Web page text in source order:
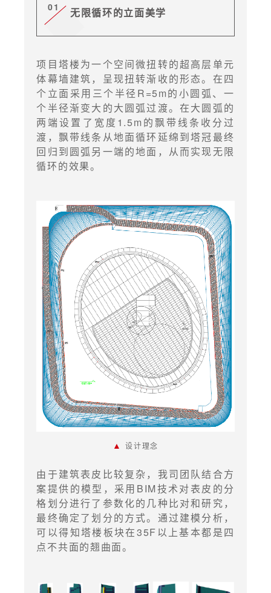
01 无限循环的立面美学
项目塔楼为一个空间微扭转的超高层单元
体幕墙建筑，呈现扭转渐收的形态。在四
个立面采用三个半径R=5m的小圆弧、一
个半径渐变大的大圆弧过渡。在大圆弧的
两端设置了宽度1.5m的飘带线条收分过
渡，飘带线条从地面循环延绵到塔冠最终
回归到圆弧另一端的地面，从而实现无限
循环的效果。
▲设计理念
由于建筑表皮比较复杂，我司团队结合方
案提供的模型，采用BIM技术对表皮的分
格划分进行了参数化的几种比对和研究，
最终确定了划分的方式。通过建模分析，
可以得知塔楼板块在35F以上基本都是四
点不共面的翘曲面。